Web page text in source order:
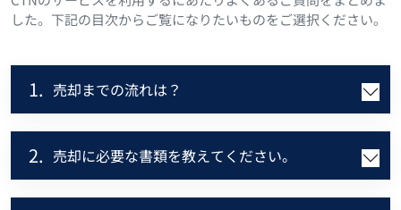
した。下記の目次からご覧になりたいものをご選択ください。
1. 売却までの流れは？
2. 売却に必要な書類を教えてください。